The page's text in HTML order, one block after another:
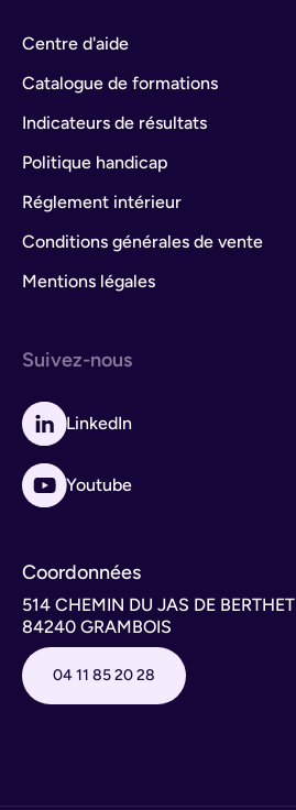
Centre d'aide
Catalogue de formations
Indicateurs de résultats
Politique handicap
Réglement intérieur
Conditions générales de vente
Mentions légales
Suivez-nous
LinkedIn
Youtube
Coordonnées
514 CHEMIN DU JAS DE BERTHET
84240 GRAMBOIS
04 11 85 20 28